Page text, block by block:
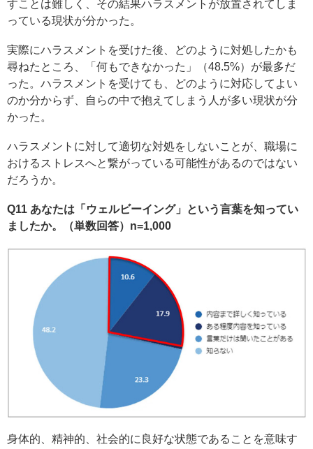
すことは難しく、その結果ハラスメントが放置されてしま
っている現状が分かった。
実際にハラスメントを受けた後、どのように対処したかも
尋ねたところ、「何もできなかった」（48.5%）が最多だ
った。ハラスメントを受けても、どのように対応してよい
のか分からず、自らの中で抱えてしまう人が多い現状が分
かった。
ハラスメントに対して適切な対処をしないことが、職場に
おけるストレスへと繋がっている可能性があるのではない
だろうか。
Q11 あなたは「ウェルビーイング」という言葉を知ってい
ましたか。（単数回答）n=1,000
身体的、精神的、社会的に良好な状態であることを意味す